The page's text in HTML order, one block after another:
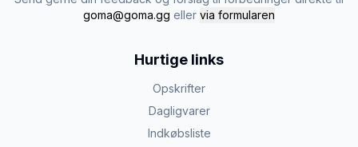
goma@goma.gg eller via formularen
Hurtige links
Opskrifter
Dagligvarer
Indkøbsliste